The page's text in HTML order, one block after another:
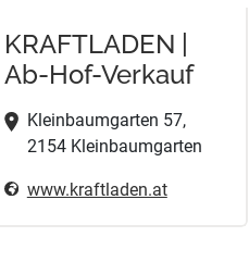
KRAFTLADEN |
Ab-Hof-Verkauf
Kleinbaumgarten 57,
2154 Kleinbaumgarten
www.kraftladen.at